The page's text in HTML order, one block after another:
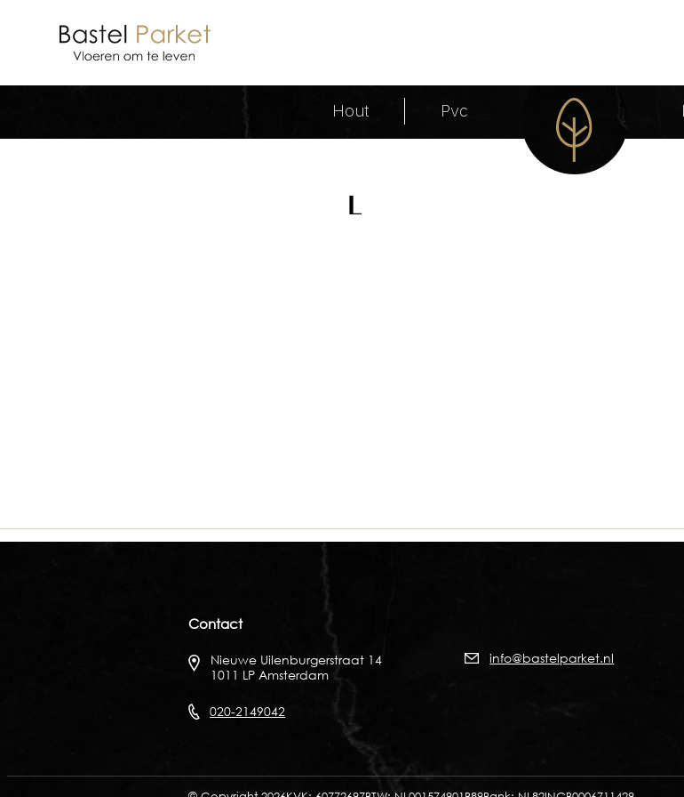
Hout Pvc
L
Contact
Nieuwe Uilenburgerstraat 14
1011 LP Amsterdam
020-2149042
info@bastelparket.nl